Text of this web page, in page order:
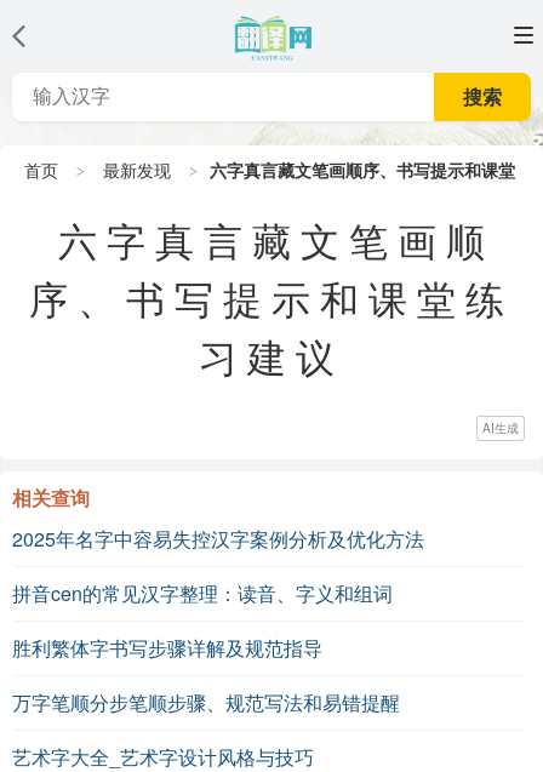
搜索
首页 最新发现 六字真言藏文笔画顺序、书写提示和课堂
练习建议六字真言藏文笔画顺
序、书写提示和课堂练
习建议
AI生成
相关查询
2025年名字中容易失控汉字案例分析及优化方法
拼音cen的常见汉字整理：读音、字义和组词
胜利繁体字书写步骤详解及规范指导
万字笔顺分步笔顺步骤、规范写法和易错提醒
艺术字大全_艺术字设计风格与技巧